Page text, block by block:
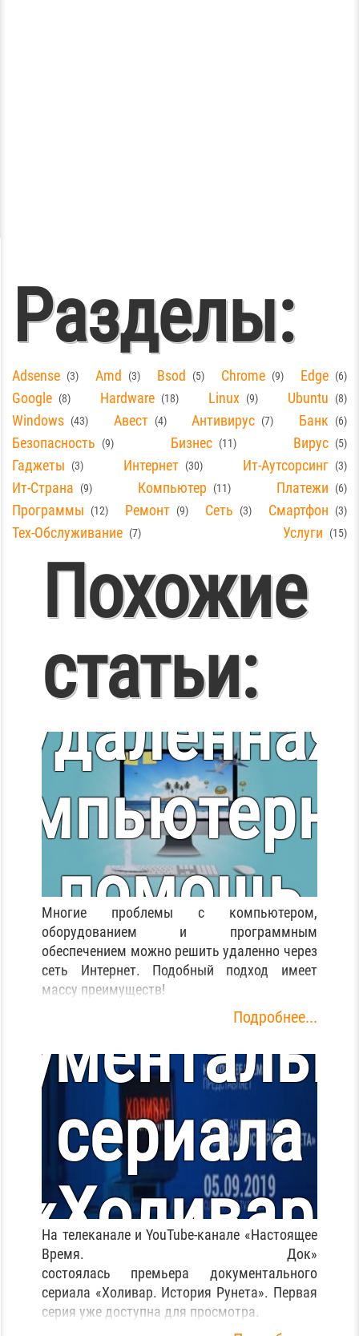
Разделы:
Adsense 3 Amd 3 Bsod 5 Chrome 9 Edge 6
Google 8 Hardware 18 Linux 9 Ubuntu 8
Windows 43 Авест 4 Антивирус 7 Банк 6
Безопасность 9 Бизнес 11 Вирус 5
Гаджеты 3 Интернет 30 Ит-Аутсорсинг 3
Ит-Страна 9 Компьютер 11 Платежи 6
Программы 12 Ремонт 9 Сеть 3 Смартфон 3
Тех-Обслуживание 7 Услуги 15
Похожие
статьи:
Удалённая
помощь
Многие проблемы с компьютером,
оборудованием и программным
обеспечением можно решить удаленно через
сеть Интернет. Подобный подход имеет
массу преимуществ!
Подробнее...
Премьера
сериала
«Холивар.
На телеканале и YouTube-канале «Настоящее
Время. Док»
состоялась премьера документального
сериала «Холивар. История Рунета». Первая
серия уже доступна для просмотра.
Список
худших
паролей
2019